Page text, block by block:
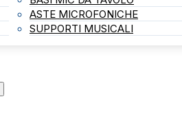
ASTE MICROFONICHE
SUPPORTI MUSICALI